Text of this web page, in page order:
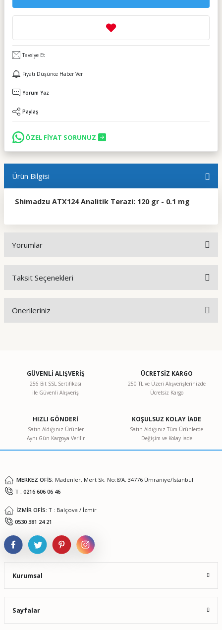
Tavsiye Et
Fiyatı Düşünce Haber Ver
Yorum Yaz
Paylaş
ÖZEL FİYAT SORUNUZ
Ürün Bilgisi
Shimadzu ATX124 Analitik Terazi: 120 gr - 0.1 mg
Yorumlar
Taksit Seçenekleri
Önerileriniz
Görüş ve önerileriniz için teşekkür ederiz.
Ürün resmi kalitesiz, bozuk veya görüntülenemiyor.
Ürün bilgilerinde hatalar bulunuyor.
Ürün fiyatı diğer sitelerden daha pahalı.
GÜVENLİ ALIŞVERİŞ
256 Bit SSL Sertifikası
ile Güvenli Alışveriş
ÜCRETSİZ KARGO
250 TL ve Üzeri Alışverişlerinizde
Ücretsiz Kargo
HIZLI GÖNDERİ
Satın Aldığınız Ürünler
Aynı Gün Kargoya Verilir
KOŞULSUZ KOLAY İADE
Satın Aldığınız Tüm Ürünlerde
Değişim ve Kolay İade
MERKEZ OFİS: Madenler, Mert Sk. No:8/A, 34776 Ümraniye/İstanbul
T : 0216 606 06 46
İZMİR OFİS: T : Balçova / İzmir
0530 381 24 21
Kurumsal
Sayfalar